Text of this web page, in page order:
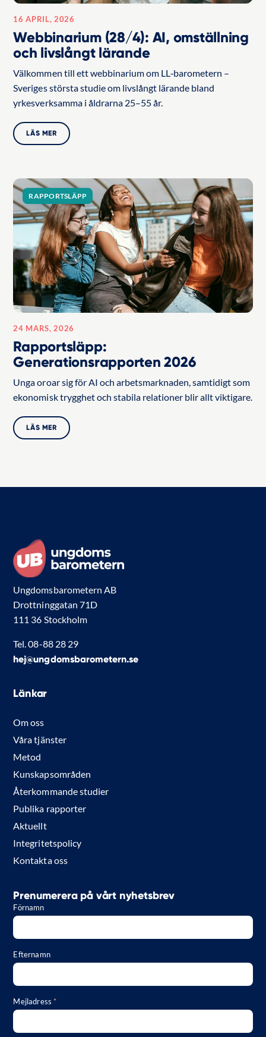
16 APRIL, 2026
Webbinarium (28/4): AI, omställning
och livslångt lärande
Välkommen till ett webbinarium om LL‑barometern –
Sveriges största studie om livslångt lärande bland
yrkesverksamma i åldrarna 25–55 år.
LÄS MER
RAPPORTSLÄPP
24 MARS, 2026
Rapportsläpp:
Generationsrapporten 2026
Unga oroar sig för AI och arbetsmarknaden, samtidigt som
ekonomisk trygghet och stabila relationer blir allt viktigare.
LÄS MER
Ungdomsbarometern AB
Drottninggatan 71D
111 36 Stockholm
Tel. 08-88 28 29
hej@ungdomsbarometern.se
Länkar
Om oss
Våra tjänster
Metod
Kunskapsområden
Återkommande studier
Publika rapporter
Aktuellt
Integritetspolicy
Kontakta oss
Prenumerera på vårt nyhetsbrev
Förnamn
Efternamn
Mejladress *